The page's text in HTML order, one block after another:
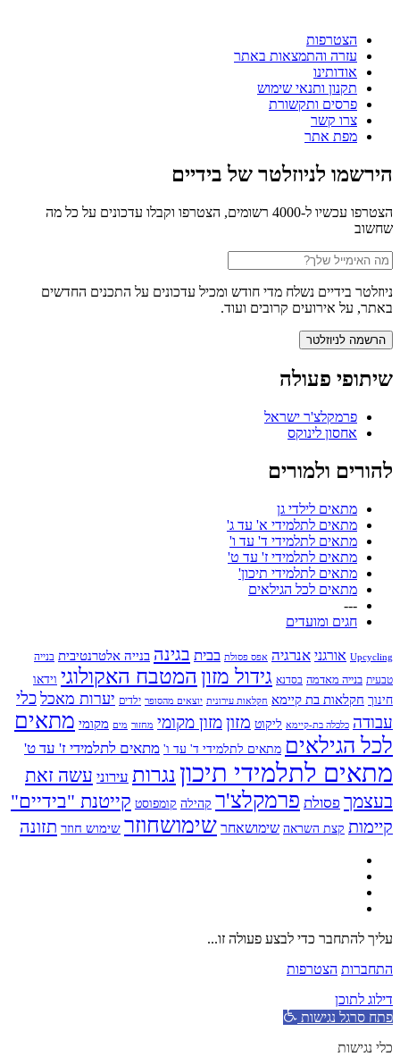
הצטרפות
עזרה והתמצאות באתר
אודותינו
תקנון ותנאי שימוש
פרסים ותקשורת
צרו קשר
מפת אתר
הירשמו לניוזלטר של בידיים
הצטרפו עכשיו ל-4000 רשומים, הצטרפו וקבלו עדכונים על כל מה
שחשוב
ניוזלטר בידיים נשלח מדי חודש ומכיל עדכונים על התכנים החדשים
באתר, על אירועים קרובים ועוד.
שיתופי פעולה
פרמקלצ'ר ישראל
אחסון לינוקס
להורים ולמורים
מתאים לילדי גן
מתאים לתלמידי א' עד ג'
מתאים לתלמידי ד' עד ו'
מתאים לתלמידי ז' עד ט'
מתאים לתלמידי תיכון'
מתאים לכל הגילאים
---
חגים ומועדים
Upcycling אורגני אנרגיה אפס פסולת בבית בגינה בנייה אלטרנטיבית בנייה
טבעית בנייה מאדמה בסדנא גידול מזון המטבח האקולוגי וידאו
חינוך חקלאות בת קיימא חקלאות עירונית יוצאים מהסופר ילדים יערות מאכל כלי
עבודה כלכלה בת-קיימא ליקוט מזוןמזון מקומי מחזור מים מקומי מתאים
לכל הגילאים מתאים לתלמידי ד' עד ו' מתאים לתלמידי ז' עד ט'
מתאים לתלמידי תיכון נגרות עירוני עשה זאת
בעצמך פסולת פרמקלצ'ר קהילה קומפוסט קייטנת "בידיים"
קיימות קצת השראה שימושאחר שימושחוזר שימוש חוזר תזונה
עליך להתחבר כדי לבצע פעולה זו...
התחברות הצטרפות
דילוג לתוכן
פתח סרגל נגישות
כלי נגישות